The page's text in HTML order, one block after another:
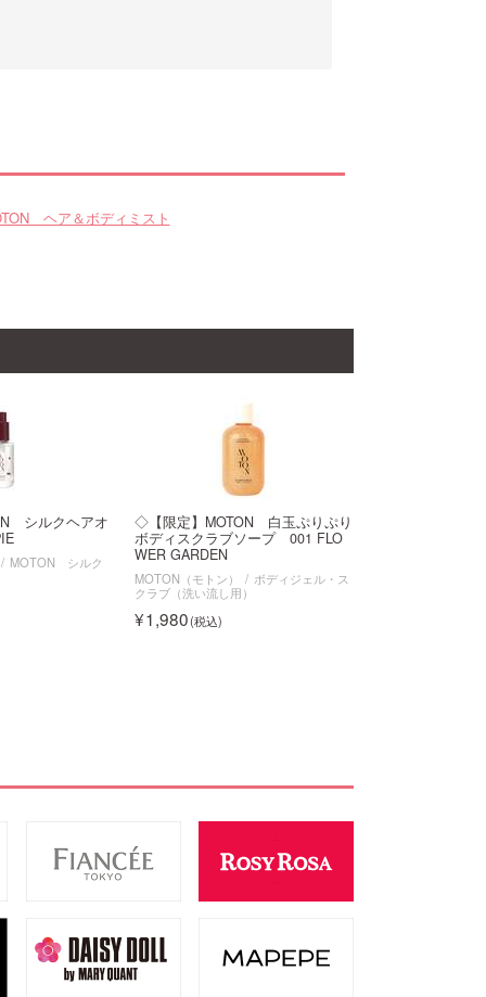
ヘア＆ボディミスト
シルクヘアオ
MOTON シルク
◇【限定】MOTON 白玉ぷりぷり
ボディスクラブソープ 001 FLO
WER GARDEN
MOTON（モトン）
ボディジェル・ス
クラブ（洗い流し用）
1,980